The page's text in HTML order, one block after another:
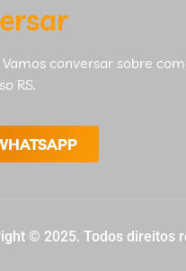
conversar sobre
RS.
© 2025. Todos direitos